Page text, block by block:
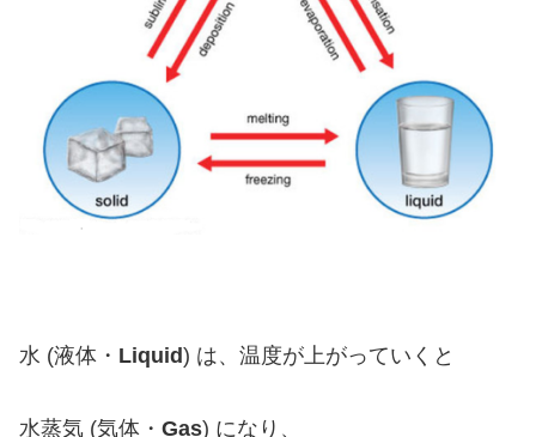
水 (液体・ Liquid) は、温度が上がっていくと
水蒸気 (気体・ Gas) になり、